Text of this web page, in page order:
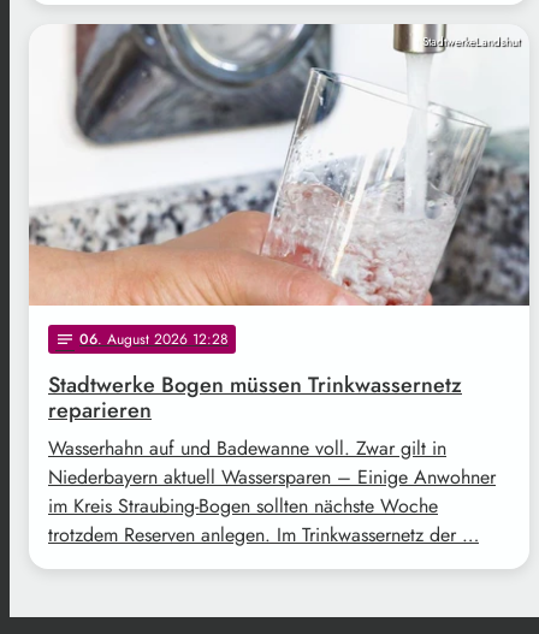
StadtwerkeLandshut
notes 06. August 2026 12:28
Stadtwerke Bogen müssen Trinkwassernetz
reparieren
Wasserhahn auf und Badewanne voll. Zwar gilt in
Niederbayern aktuell Wassersparen – Einige Anwohner
im Kreis Straubing-Bogen sollten nächste Woche
trotzdem Reserven anlegen. Im Trinkwassernetz der …